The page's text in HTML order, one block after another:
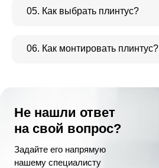
05. Как выбрать плинтус?
06. Как монтировать плинтус?
Не нашли ответ
на свой вопрос?
Задайте его напрямую
нашему специалисту